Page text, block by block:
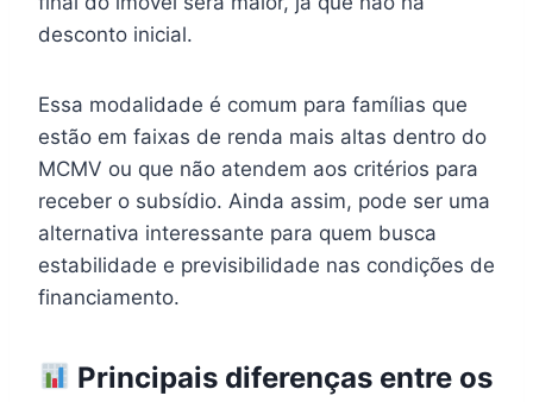
desconto inicial.
Essa modalidade é comum para famílias que
estão em faixas de renda mais altas dentro do
MCMV ou que não atendem aos critérios para
receber o subsídio. Ainda assim, pode ser uma
alternativa interessante para quem busca
estabilidade e previsibilidade nas condições de
financiamento.
Principais diferenças entre os